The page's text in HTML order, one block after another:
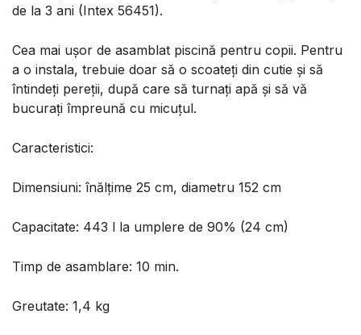
de la 3 ani (Intex 56451).
Cea mai ușor de asamblat piscină pentru copii. Pentru
a o instala, trebuie doar să o scoateți din cutie și să
întindeți pereții, după care să turnați apă și să vă
bucurați împreună cu micuțul.
Caracteristici:
Dimensiuni: înălțime 25 cm, diametru 152 cm
Capacitate: 443 l la umplere de 90% (24 cm)
Timp de asamblare: 10 min.
Greutate: 1,4 kg